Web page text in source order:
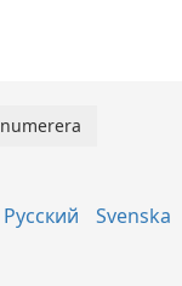
Русский Svenska